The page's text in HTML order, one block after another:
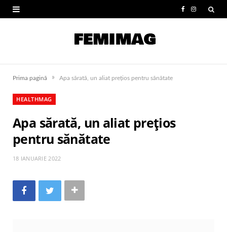
e
I
t
Prima pagină » Apa sărată, un aliat prețios pentru sănătate
HEALTHMAG
Apa sărată, un aliat prețios
pentru sănătate
18 IANUARIE 2022